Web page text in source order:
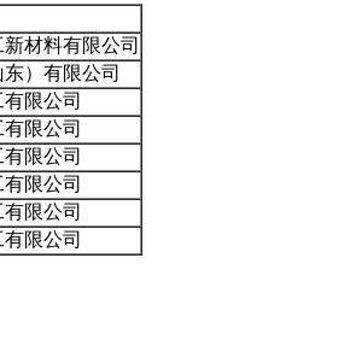
材料有限公司
）有限公司
限公司
限公司
限公司
限公司
限公司
限公司